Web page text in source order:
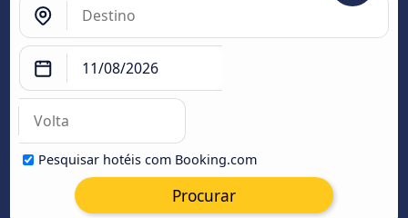
Pesquisar hotéis com Booking.com
Procurar